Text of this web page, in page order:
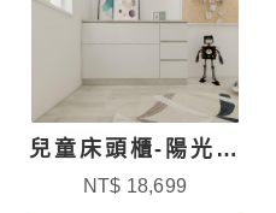
兒童床頭櫃-陽光跳
色風-5
NT$ 18,699